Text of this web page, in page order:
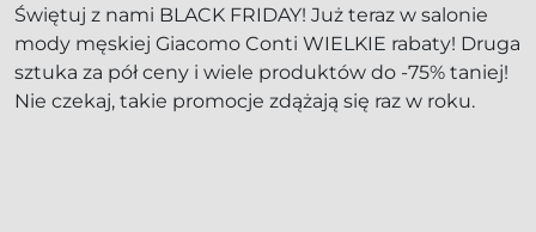
Świętuj z nami BLACK FRIDAY! Już teraz w salonie
mody męskiej Giacomo Conti WIELKIE rabaty! Druga
sztuka za pół ceny i wiele produktów do -75% taniej!
Nie czekaj, takie promocje zdążają się raz w roku.